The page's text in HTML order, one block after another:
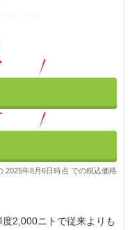
2025年8月6日時点 での税込価格
2,000ニトで従来よりも